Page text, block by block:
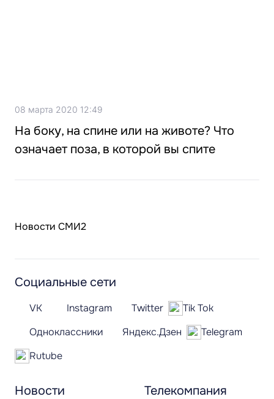
08 марта 2020 12:49
На боку, на спине или на животе? Что
означает поза, в которой вы спите
Новости СМИ2
Новости Телекомпания
Социальные сети
VK Instagram Twitter
Tik Tok
Одноклассники
Яндекс.Дзен
Telegram
Rutube